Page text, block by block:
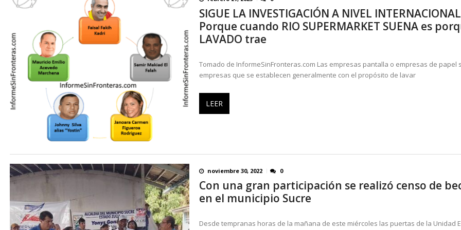
María Lourdes Afiuni recibió la libertad plena y el cierre definitivo de su caso... AGOSTO 8, 2026
SIGUE LA INVESTIGACIÓN A NIVEL
Porque cuando RIO SUPERMARKET SUENA es
LAVADO trae
Tomado de InformeSinFronteras.com Las empresas pantalla o empresas de papel
empresas que se establecen generalmente con el propósito de lavar
LEER
noviembre 30, 2022 0
Con una gran participación se realizó censo de
en el municipio Sucre
Desde tempranas horas de la mañana de este miércoles las puertas de la Unidad